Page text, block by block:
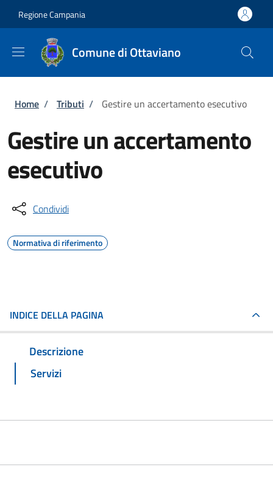
Regione Campania
Comune di Ottaviano
Briciole di pane
Home / Tributi / Gestire un accertamento esecutivo
Gestire un accertamento
esecutivo
Condividi
Normativa di riferimento
INDICE DELLA PAGINA
Descrizione
Servizi